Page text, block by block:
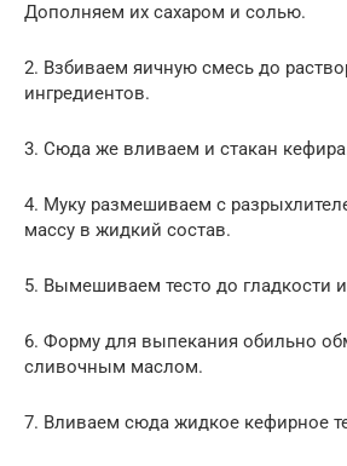
Дополняем их сахаром и солью.
2. Взбиваем яичную смесь до
ингредиентов.
3. Сюда же вливаем и стакан
4. Муку размешиваем с
массу в жидкий состав.
5. Вымешиваем тесто до гладкости
6. Форму для выпекания обильно
сливочным маслом.
7. Вливаем сюда жидкое кефирное